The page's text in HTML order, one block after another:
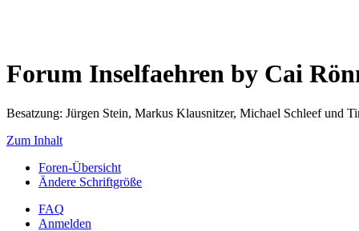
Forum Inselfaehren by Cai
Besatzung: Jürgen Stein, Markus Klausnitzer, Michael Schleef und
Zum Inhalt
Foren-Übersicht
Ändere Schriftgröße
FAQ
Anmelden